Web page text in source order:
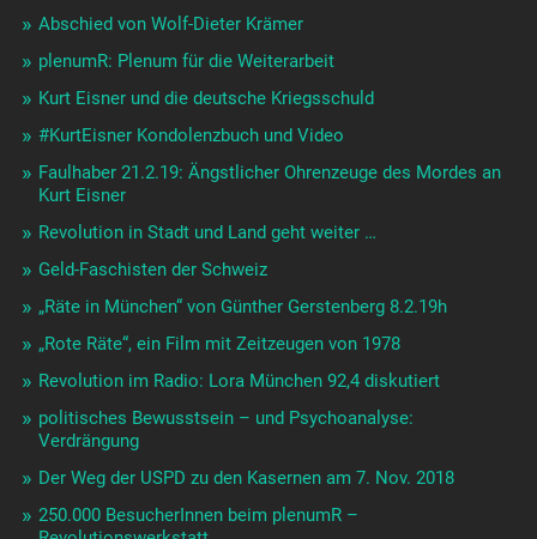
Abschied von Wolf-Dieter Krämer
plenumR: Plenum für die Weiterarbeit
Kurt Eisner und die deutsche Kriegsschuld
#KurtEisner Kondolenzbuch und Video
Faulhaber 21.2.19: Ängstlicher Ohrenzeuge des Mordes an
Kurt Eisner
Revolution in Stadt und Land geht weiter …
Geld-Faschisten der Schweiz
„Räte in München“ von Günther Gerstenberg 8.2.19h
„Rote Räte“, ein Film mit Zeitzeugen von 1978
Revolution im Radio: Lora München 92,4 diskutiert
politisches Bewusstsein – und Psychoanalyse:
Verdrängung
Der Weg der USPD zu den Kasernen am 7. Nov. 2018
250.000 BesucherInnen beim plenumR –